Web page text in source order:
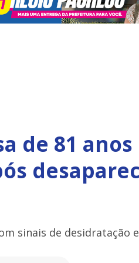
de 81
sinais de desidratação